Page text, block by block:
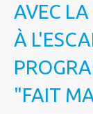
AVEC
À
"FAIT